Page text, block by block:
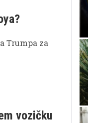
Trumpa za
vozičku